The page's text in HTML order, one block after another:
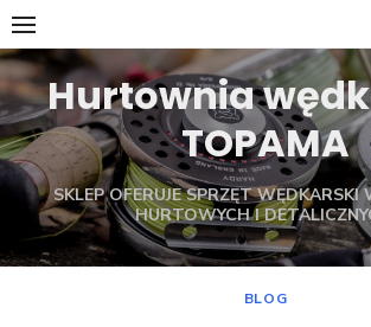
Skip
to
contentHurtownia
TOPAMA
SKLEP OFERUJE SPRZĘT WĘDKARSKI
HURTOWYCH I
BLOG